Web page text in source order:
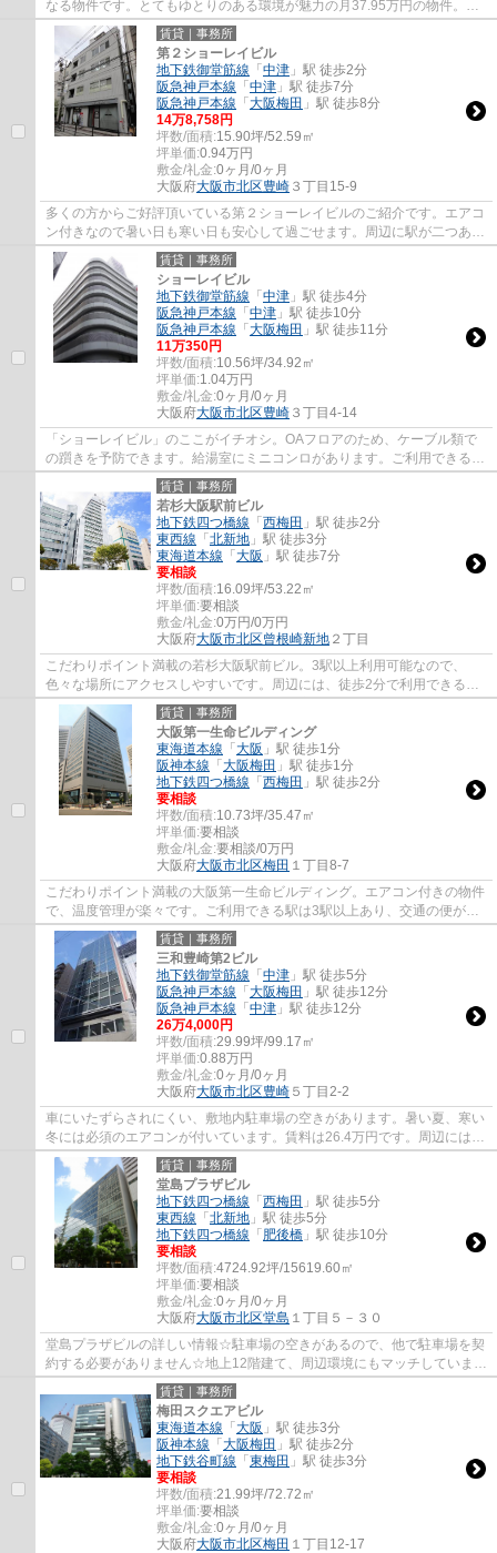
なる物件です。とてもゆとりのある環境が魅力の月37.95万円の物件。高
ニーズな駅近の物件で、徒歩4分で駅に行く...
賃貸｜事務所
第２ショーレイビル
地下鉄御堂筋線 「 中津 」駅 徒歩2分
阪急神戸本線 「 中津 」駅 徒歩7分
阪急神戸本線 「 大阪梅田 」駅 徒歩8分
14万8,758円
坪数/面積:15.90坪/52.59㎡
坪単価:0.94万円
敷金/礼金:0ヶ月/0ヶ月
大阪府大阪市北区豊崎 ３丁目15-9
多くの方からご好評頂いている第２ショーレイビルのご紹介です。エアコ
ン付きなので暑い日も寒い日も安心して過ごせます。周辺に駅が二つあ
り、交通の利便性が高いです。賃料は14.8758...
賃貸｜事務所
ショーレイビル
地下鉄御堂筋線 「 中津 」駅 徒歩4分
阪急神戸本線 「 中津 」駅 徒歩10分
阪急神戸本線 「 大阪梅田 」駅 徒歩11分
11万350円
坪数/面積:10.56坪/34.92㎡
坪単価:1.04万円
敷金/礼金:0ヶ月/0ヶ月
大阪府大阪市北区豊崎 ３丁目4-14
「ショーレイビル」のここがイチオシ。OAフロアのため、ケーブル類で
の躓きを予防できます。給湯室にミニコンロがあります。ご利用できる駅
は3駅以上あり、アクセスの良い立地です。エ...
賃貸｜事務所
若杉大阪駅前ビル
地下鉄四つ橋線 「 西梅田 」駅 徒歩2分
東西線 「 北新地 」駅 徒歩3分
東海道本線 「 大阪 」駅 徒歩7分
要相談
坪数/面積:16.09坪/53.22㎡
坪単価:要相談
敷金/礼金:0万円/0万円
大阪府大阪市北区曾根崎新地 ２丁目
こだわりポイント満載の若杉大阪駅前ビル。3駅以上利用可能なので、
色々な場所にアクセスしやすいです。周辺には、徒歩2分で利用できる駅
があります。エアコン付きなので暑い日も寒い...
賃貸｜事務所
大阪第一生命ビルディング
東海道本線 「 大阪 」駅 徒歩1分
阪神本線 「 大阪梅田 」駅 徒歩1分
地下鉄四つ橋線 「 西梅田 」駅 徒歩2分
要相談
坪数/面積:10.73坪/35.47㎡
坪単価:要相談
敷金/礼金:要相談/0万円
大阪府大阪市北区梅田 １丁目8-7
こだわりポイント満載の大阪第一生命ビルディング。エアコン付きの物件
で、温度管理が楽々です。ご利用できる駅は3駅以上あり、交通の便がと
ても良い立地となっています。駅まで徒歩1...
賃貸｜事務所
三和豊崎第2ビル
地下鉄御堂筋線 「 中津 」駅 徒歩5分
阪急神戸本線 「 大阪梅田 」駅 徒歩12分
阪急神戸本線 「 中津 」駅 徒歩12分
26万4,000円
坪数/面積:29.99坪/99.17㎡
坪単価:0.88万円
敷金/礼金:0ヶ月/0ヶ月
大阪府大阪市北区豊崎 ５丁目2-2
車にいたずらされにくい、敷地内駐車場の空きがあります。暑い夏、寒い
冬には必須のエアコンが付いています。賃料は26.4万円です。周辺には、
徒歩5分で利用できる駅があります。給湯室...
賃貸｜事務所
堂島プラザビル
地下鉄四つ橋線 「 西梅田 」駅 徒歩5分
東西線 「 北新地 」駅 徒歩5分
地下鉄四つ橋線 「 肥後橋 」駅 徒歩10分
要相談
坪数/面積:4724.92坪/15619.60㎡
坪単価:要相談
敷金/礼金:0ヶ月/0ヶ月
大阪府大阪市北区堂島 １丁目５－３０
堂島プラザビルの詳しい情報☆駐車場の空きがあるので、他で駐車場を契
約する必要がありません☆地上12階建て、周辺環境にもマッチしています
☆【機械式駐車場】電動の駐車スペースのため...
賃貸｜事務所
梅田スクエアビル
東海道本線 「 大阪 」駅 徒歩3分
阪神本線 「 大阪梅田 」駅 徒歩2分
地下鉄谷町線 「 東梅田 」駅 徒歩3分
要相談
坪数/面積:21.99坪/72.72㎡
坪単価:要相談
敷金/礼金:0ヶ月/0ヶ月
大阪府大阪市北区梅田 １丁目12-17